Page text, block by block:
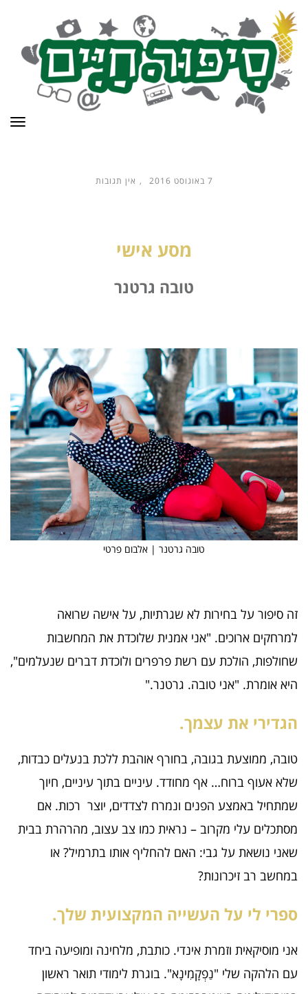
7 באוגוסט 2016 אין תגובות
מסע אישי
טובה גרטנר
טובה גרטנר | אלבום פרטי
זה סיפור על בחירות לא שגרתיות, על אישה שרואה
למרחקים ארוכים. "אני אמנית שלוכדת את המחשבות
שחולפות, הולכת עם רשת פרפרים ולוכדת דברים שנעלמים",
היא אומרת. "אני טובה. גרטנר."
הגדירי את עצמך.
טובה, ממוצעת בגובה, בחורף אוהבת ללכת בנעלים כבדות,
שלא אעוף ברוח… אף מחודד. עיניים בתוך עיניים, חיוך
שמתחיל באמצע הפנים ונמרח לצדדים, יוצר רכות. אם
מסתכלים עלי מקרוב – נראית כמו צב עצוב, מהרהרת בבית
שאני נושאת על גבי: האם להחליף אותו בתרמיל? או
במחשב רב זיכרונות?
ספרי לי על העשייה המקצועית שלך.
אני מוסיקאית וזמרת אינדי. כותבת, מלחינה ומופיעה ביחד
עם הלהקה שלי "נַפְקָמִינָא". בוגרת לימודי תואר ראשון